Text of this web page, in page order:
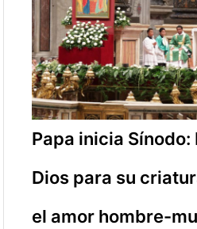
Papa inicia Sínodo:
Dios para su
el amor hombre-